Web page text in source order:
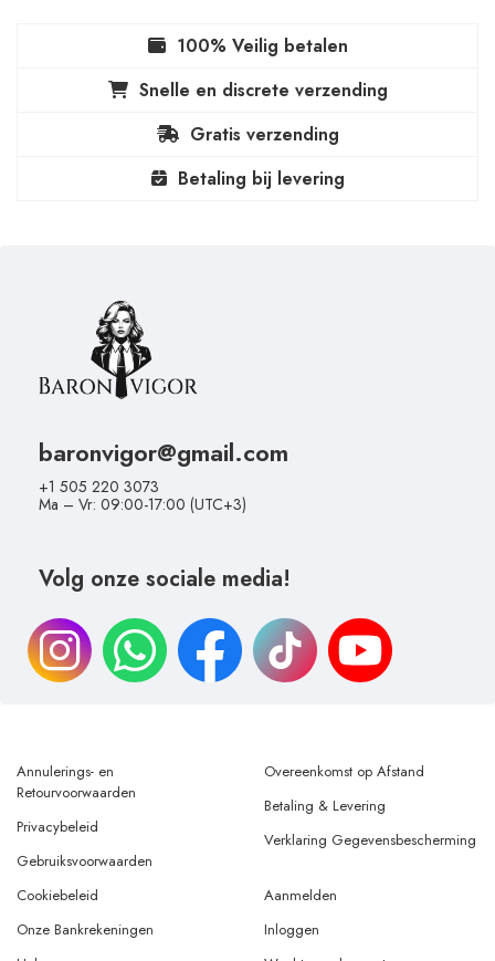
100% Veilig betalen
Snelle en discrete verzending
Gratis verzending
Betaling bij levering
baronvigor@gmail.com
+1 505 220 3073
Ma – Vr: 09:00-17:00 (UTC+3)
Volg onze sociale media!
Annulerings- en
Retourvoorwaarden
Privacybeleid
Gebruiksvoorwaarden
Overeenkomst op Afstand
Betaling & Levering
Verklaring Gegevensbescherming
Cookiebeleid
Onze Bankrekeningen
Aanmelden
Inloggen